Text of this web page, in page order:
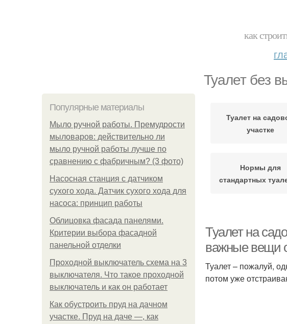
как
Туалет без
Популярные материалы
Мыло ручной работы. Премудрости
мыловаров: действительно ли
мыло ручной работы лучше по
сравнению с фабричным? (3 фото)
Насосная станция с датчиком
сухого хода. Датчик сухого хода для
насоса: принцип работы
Облицовка фасада панелями.
Критерии выбора фасадной
панельной отделки
Проходной выключатель схема на 3
выключателя. Что такое проходной
выключатель и как он работает
Как обустроить пруд на дачном
участке. Пруд на даче —, как
Туалет на
участке
Нормы для
стандартных
Туалет на
важные вещи
Туалет – пожалуй,
потом уже